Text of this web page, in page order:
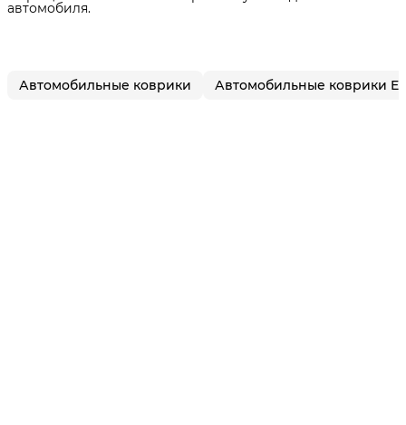
автомобиля.
Автомобильные коврики Автомобильные коврики